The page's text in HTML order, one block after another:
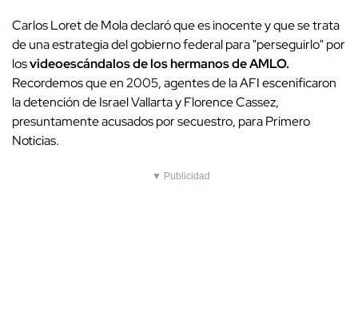
Carlos Loret de Mola declaró que es inocente y que se trata
de una estrategia del gobierno federal para "perseguirlo" por
losvideoescándalos de los hermanos de AMLO.
Recordemos que en 2005, agentes de la AFI escenificaron
la detención de Israel Vallarta y Florence Cassez,
presuntamente acusados por secuestro, para Primero
Noticias.
▼ Publicidad